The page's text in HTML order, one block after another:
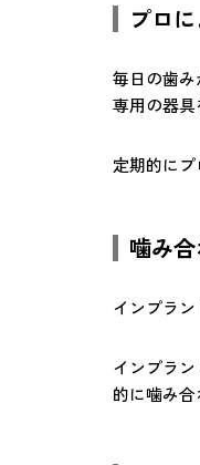
プロ
毎日の歯
専用の器具
定期的に
噛み
インプラ
インプラ
的に噛み